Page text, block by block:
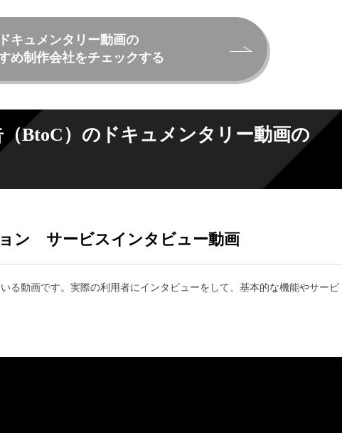
ドキュメンタリー動画の
め制作会社をチェックする
BtoC）のドキュメンタリー動画の
ン サービスインタビュー動画
る動画です。実際の利用者にインタビューをして、基本的な機能やサービ